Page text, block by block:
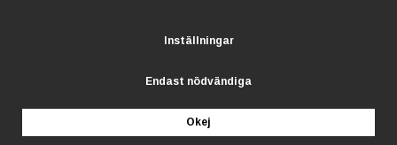
Inställningar
Endast nödvändiga
Okej